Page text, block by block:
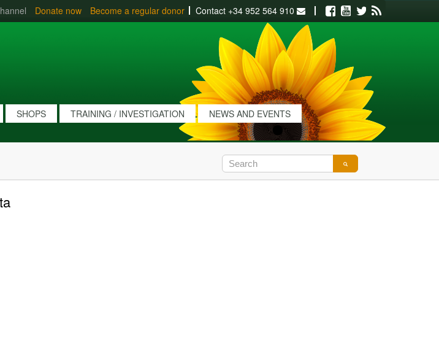
Donate now Become a regular donor Contact +34 952 564 910 Facebook
Youtube
Twitter
SHOPS TRAINING / INVESTIGATION
NEWS AND EVENTS